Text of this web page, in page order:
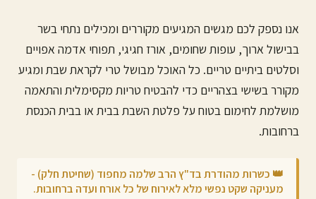
אנו נספק לכם מגשים המגיעים מקוררים ומכילים נתחי בשר
בבישול ארוך, עופות שחומים, אורז חגיגי, תפוחי אדמה אפויים
וסלטים ביתיים טריים. כל האוכל מבושל טרי לקראת שבת ומגיע
מקורר בשישי בצהריים כדי להבטיח טריות מקסימלית והתאמה
מושלמת לחימום בטוח על פלטת השבת בבית או בבית הכנסת
ברחובות.
👑 כשרות מהודרת בד"ץ הרב שלמה מחפוד (שחיטת חלק) -
מעניקה שקט נפשי מלא לאירוח של כל אורח ועדה ברחובות.